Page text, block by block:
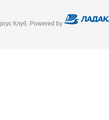
Клуб. Powered by